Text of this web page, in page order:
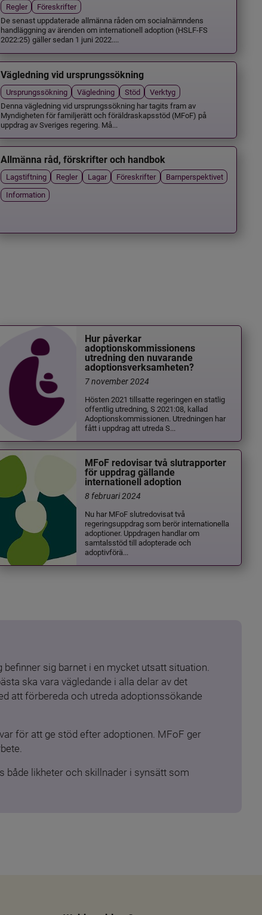
Regler
Föreskrifter
De senast uppdaterade allmänna råden om socialnämndens
handläggning av ärenden om internationell adoption (HSLF-FS
2022:25) gäller sedan 1 juni 2022....
Vägledning vid ursprungssökning
Ursprungssökning Vägledning Stöd
Verktyg
Denna vägledning vid ursprungssökning har tagits fram av
Myndigheten för familjerätt och föräldraskapsstöd (MFoF) på
uppdrag av Sveriges regering. Må...
Allmänna råd, förskrifter och handbok
Lagstiftning Regler Lagar Föreskrifter
Barnperspektivet
Information
Hur påverkar
adoptionskommissionens
utredning den nuvarande
adoptionsverksamheten?
7 november 2024
Hösten 2021 tillsatte regeringen en statlig
offentlig utredning, S 2021:08, kallad
Adoptionskommissionen. Utredningen har
fått i uppdrag att utreda S...
MFoF redovisar två slutrapporter
för uppdrag gällande
internationell adoption
8 februari 2024
Nu har MFoF slutredovisat två
regeringsuppdrag som berör internationella
adoptioner. Uppdragen handlar om
samtalsstöd till adopterade och
adoptivförä...
sig barnet i en mycket utsatt situation.
ska vara vägledande i alla delar av det
att förbereda och utreda adoptionssökande
för att ge stöd efter adoptionen. MFoF ger
både likheter och skillnader i synsätt som